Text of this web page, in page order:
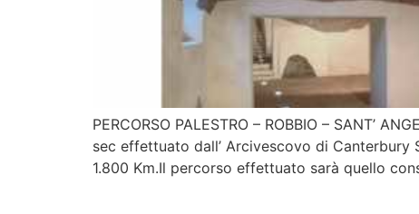
PERCORSO PALESTRO – ROBBIO – SANT’
sec effettuato dall’ Arcivescovo di
1.800 Km.Il percorso effettuato sarà quello